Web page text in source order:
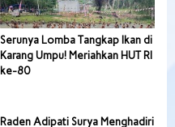
Serunya Lomba Tangkap Ikan di
Karang Umpu! Meriahkan HUT RI
ke-80
Raden Adipati Surya Menghadiri